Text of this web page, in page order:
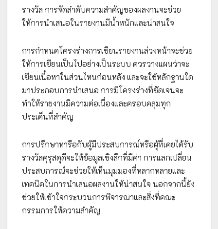
รางวัล การจัดลำดับความสำคัญของผลงานจะช่วย
ให้การนำเสนอในรายงานมีน้ำหนักและน่าสนใจ
การกำหนดโครงร่างการเขียนรายงานล่วงหน้าจะช่วย
ให้การเขียนเป็นไปอย่างเป็นระบบ ควรวางแผนว่าจะ
เขียนเนื้อหาในส่วนไหนก่อนหลัง และจะใช้หลักฐานใด
มาประกอบการนำเสนอ การมีโครงร่างที่ชัดเจนจะ
ทำให้รายงานมีความต่อเนื่องและครอบคลุมทุก
ประเด็นที่สำคัญ
การปรึกษาหารือกับผู้มีประสบการณ์หรือผู้ที่เคยได้รับ
รางวัลคุรุสดุดีจะให้ข้อมูลเชิงลึกที่มีค่า การแลกเปลี่ยน
ประสบการณ์จะช่วยให้เห็นมุมมองที่หลากหลายและ
เทคนิคในการนำเสนอผลงานให้น่าสนใจ นอกจากนี้ยัง
ช่วยให้เข้าใจกระบวนการพิจารณาและสิ่งที่คณะ
กรรมการให้ความสำคัญ